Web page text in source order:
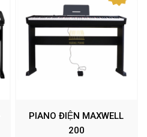
PIANO ĐIỆN MAXWELL
200